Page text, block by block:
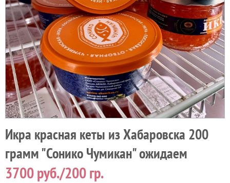
Икра красная кеты из Хабаровска 200
грамм "Сонико Чумикан" ожидаем
3700руб./200 гр.